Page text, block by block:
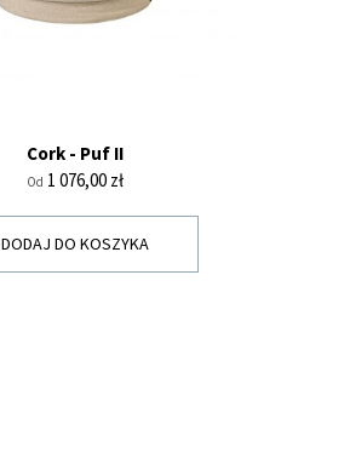
Cork - Puf II
Od Cena
1 076,00 zł
DODAJ DO KOSZYKA